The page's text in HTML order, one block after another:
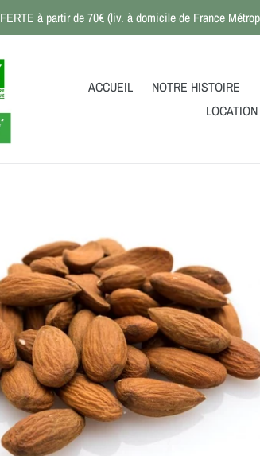
à partir de 70€ (liv. à domicile de France
ACCUEIL NOTRE HISTOIRE